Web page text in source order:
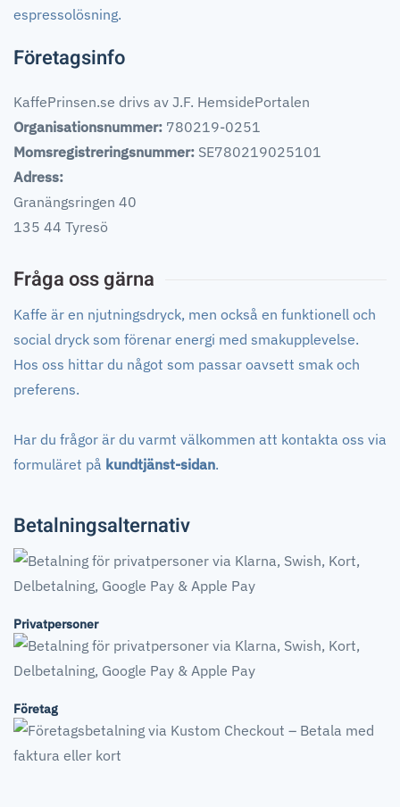
espressolösning.
Företagsinfo
KaffePrinsen.se drivs av J.F. HemsidePortalen
Organisationsnummer: 780219-0251
Momsregistreringsnummer: SE780219025101
Adress:
Granängsringen 40
135 44 Tyresö
Fråga oss gärna
Kaffe är en njutningsdryck, men också en funktionell och
social dryck som förenar energi med smakupplevelse.
Hos oss hittar du något som passar oavsett smak och
preferens.
Har du frågor är du varmt välkommen att kontakta oss via
formuläret på kundtjänst-sidan.
Betalningsalternativ
Privatpersoner
Företag